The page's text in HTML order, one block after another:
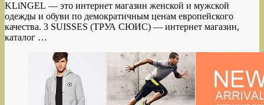
KLiNGEL — это интернет магазин женской и мужской
одежды и обуви по демократичным ценам европейского
качества. 3 SUISSES (ТРУА СЮИС) — интернет магазин,
каталог …